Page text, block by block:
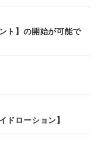
ト】の開始が可能で
ドローション】